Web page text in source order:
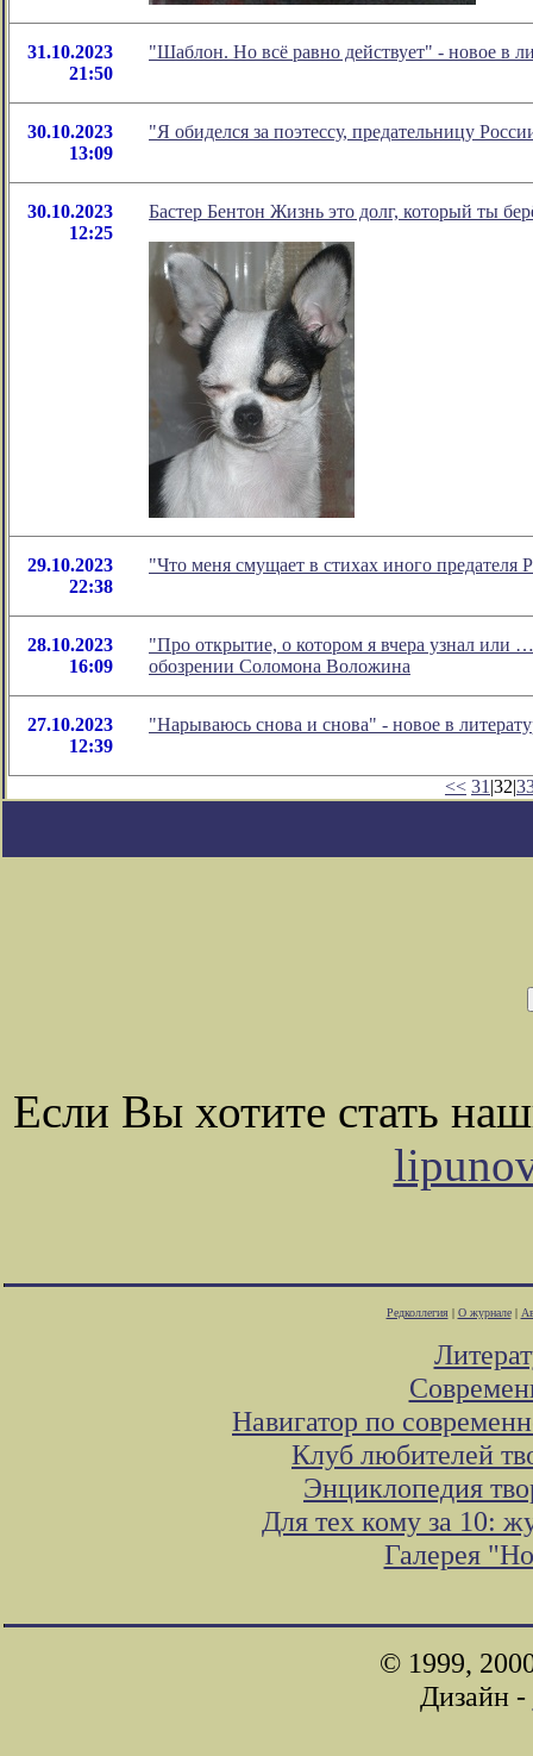
31.10.2023
21:50
"Шаблон. Но всё равно действует" - новое в
30.10.2023
13:09
"Я обиделся за поэтессу, предательницу
30.10.2023
12:25
Бастер Бентон Жизнь это долг, который ты
29.10.2023
22:38
"Что меня смущает в стихах иного
28.10.2023
16:09
"Про открытие, о котором я вчера узнал или
обозрении Соломона Воложина
27.10.2023
12:39
"Нарываюсь снова и снова" - новое в
<< 31 |32|
Если Вы хотите стать
Редколлегия| О журнале|
Навигатор по
Клуб любителей
Энциклопедия
Для тех кому за 10:
Галерея
© 1999,
Дизайн -